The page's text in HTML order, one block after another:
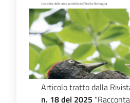
Articolo tratto dalla
n. 18 del 2025